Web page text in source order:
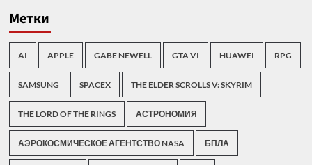
Метки
AI APPLE GABE NEWELL GTA VI HUAWEI RPG
SAMSUNG SPACEX THE ELDER SCROLLS V: SKYRIM
THE LORD OF THE RINGS АСТРОНОМИЯ
АЭРОКОСМИЧЕСКОЕ АГЕНТСТВО NASA БПЛА